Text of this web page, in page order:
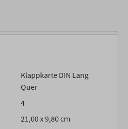
Klappkarte DIN Lang
Quer
4
21,00 x 9,80 cm